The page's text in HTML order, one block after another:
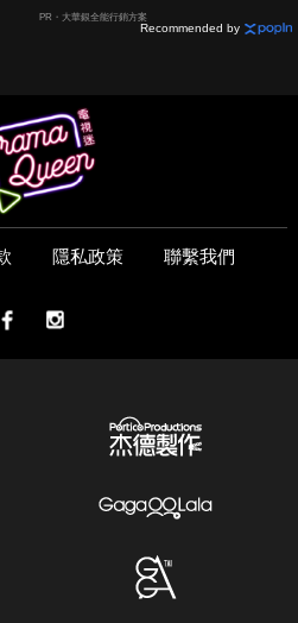
PR・大華銀全能行銷方案
Recommended by
隱私政策 聯繫我們